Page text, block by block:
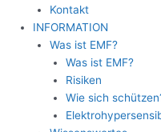
Kontakt
INFORMATION
Was ist EMF?
Was ist EMF?
Risiken
Wie sich